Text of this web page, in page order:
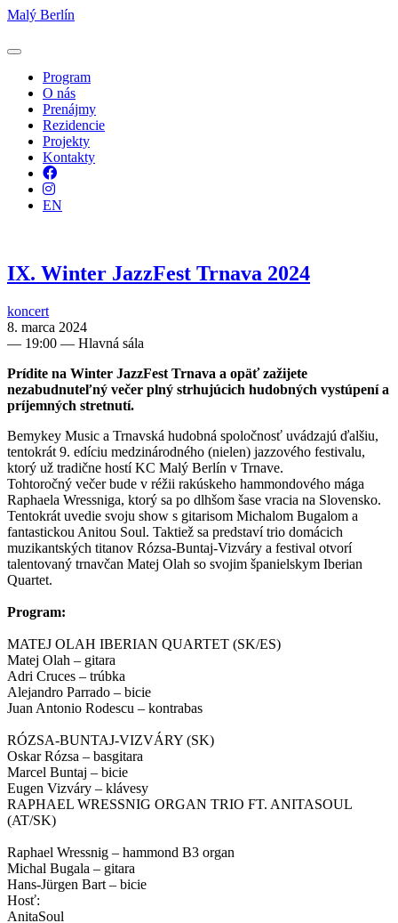
Malý Berlín
Program
O nás
Prenájmy
Rezidencie
Projekty
Kontakty
Facebook
Instagram
EN
IX. Winter JazzFest Trnava 2024
koncert
8. marca 2024
— 19:00 — Hlavná sála
Prídite na Winter JazzFest Trnava a opäť zažijete
nezabudnuteľný večer plný strhujúcich hudobných vystúpení a
príjemných stretnutí.
Bemykey Music a Trnavská hudobná spoločnosť uvádzajú ďalšiu,
tentokrát 9. edíciu medzinárodného (nielen) jazzového festivalu,
ktorý už tradične hostí KC Malý Berlín v Trnave.
Tohtoročný večer bude v réžii rakúskeho hammondového mága
Raphaela Wressniga, ktorý sa po dlhšom šase vracia na Slovensko.
Tentokrát uvedie svoju show s gitarisom Michalom Bugalom a
fantastickou Anitou Soul. Taktiež sa predstaví trio domácich
muzikantských titanov Rózsa-Buntaj-Vizváry a festival otvorí
talentovaný trnavčan Matej Olah so svojim španielskym Iberian
Quartet.
Program:
MATEJ OLAH IBERIAN QUARTET (SK/ES)
Matej Olah – gitara
Adri Cruces – trúbka
Alejandro Parrado – bicie
Juan Antonio Rodescu – kontrabas
RÓZSA-BUNTAJ-VIZVÁRY (SK)
Oskar Rózsa – basgitara
Marcel Buntaj – bicie
Eugen Vizváry – klávesy
RAPHAEL WRESSNIG ORGAN TRIO FT. ANITASOUL
(AT/SK)
Raphael Wressnig – hammond B3 organ
Michal Bugala – gitara
Hans-Jürgen Bart – bicie
Hosť:
AnitaSoul